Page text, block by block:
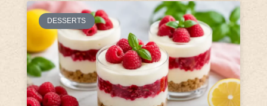
DESSERTS